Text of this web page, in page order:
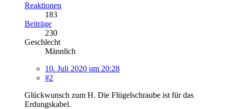
Reaktionen
183
Beiträge
230
Geschlecht
Männlich
10. Juli 2020 um 20:28
#2
Glückwunsch zum H. Die Flügelschraube ist für das
Erdungskabel.